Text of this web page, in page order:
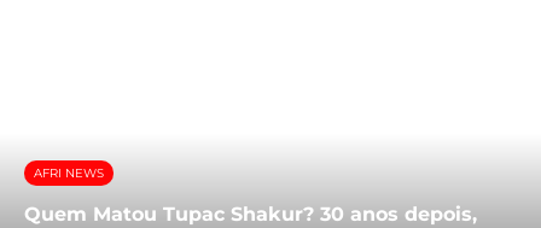
AFRI NEWS
Quem Matou Tupac Shakur? 30 anos depois,